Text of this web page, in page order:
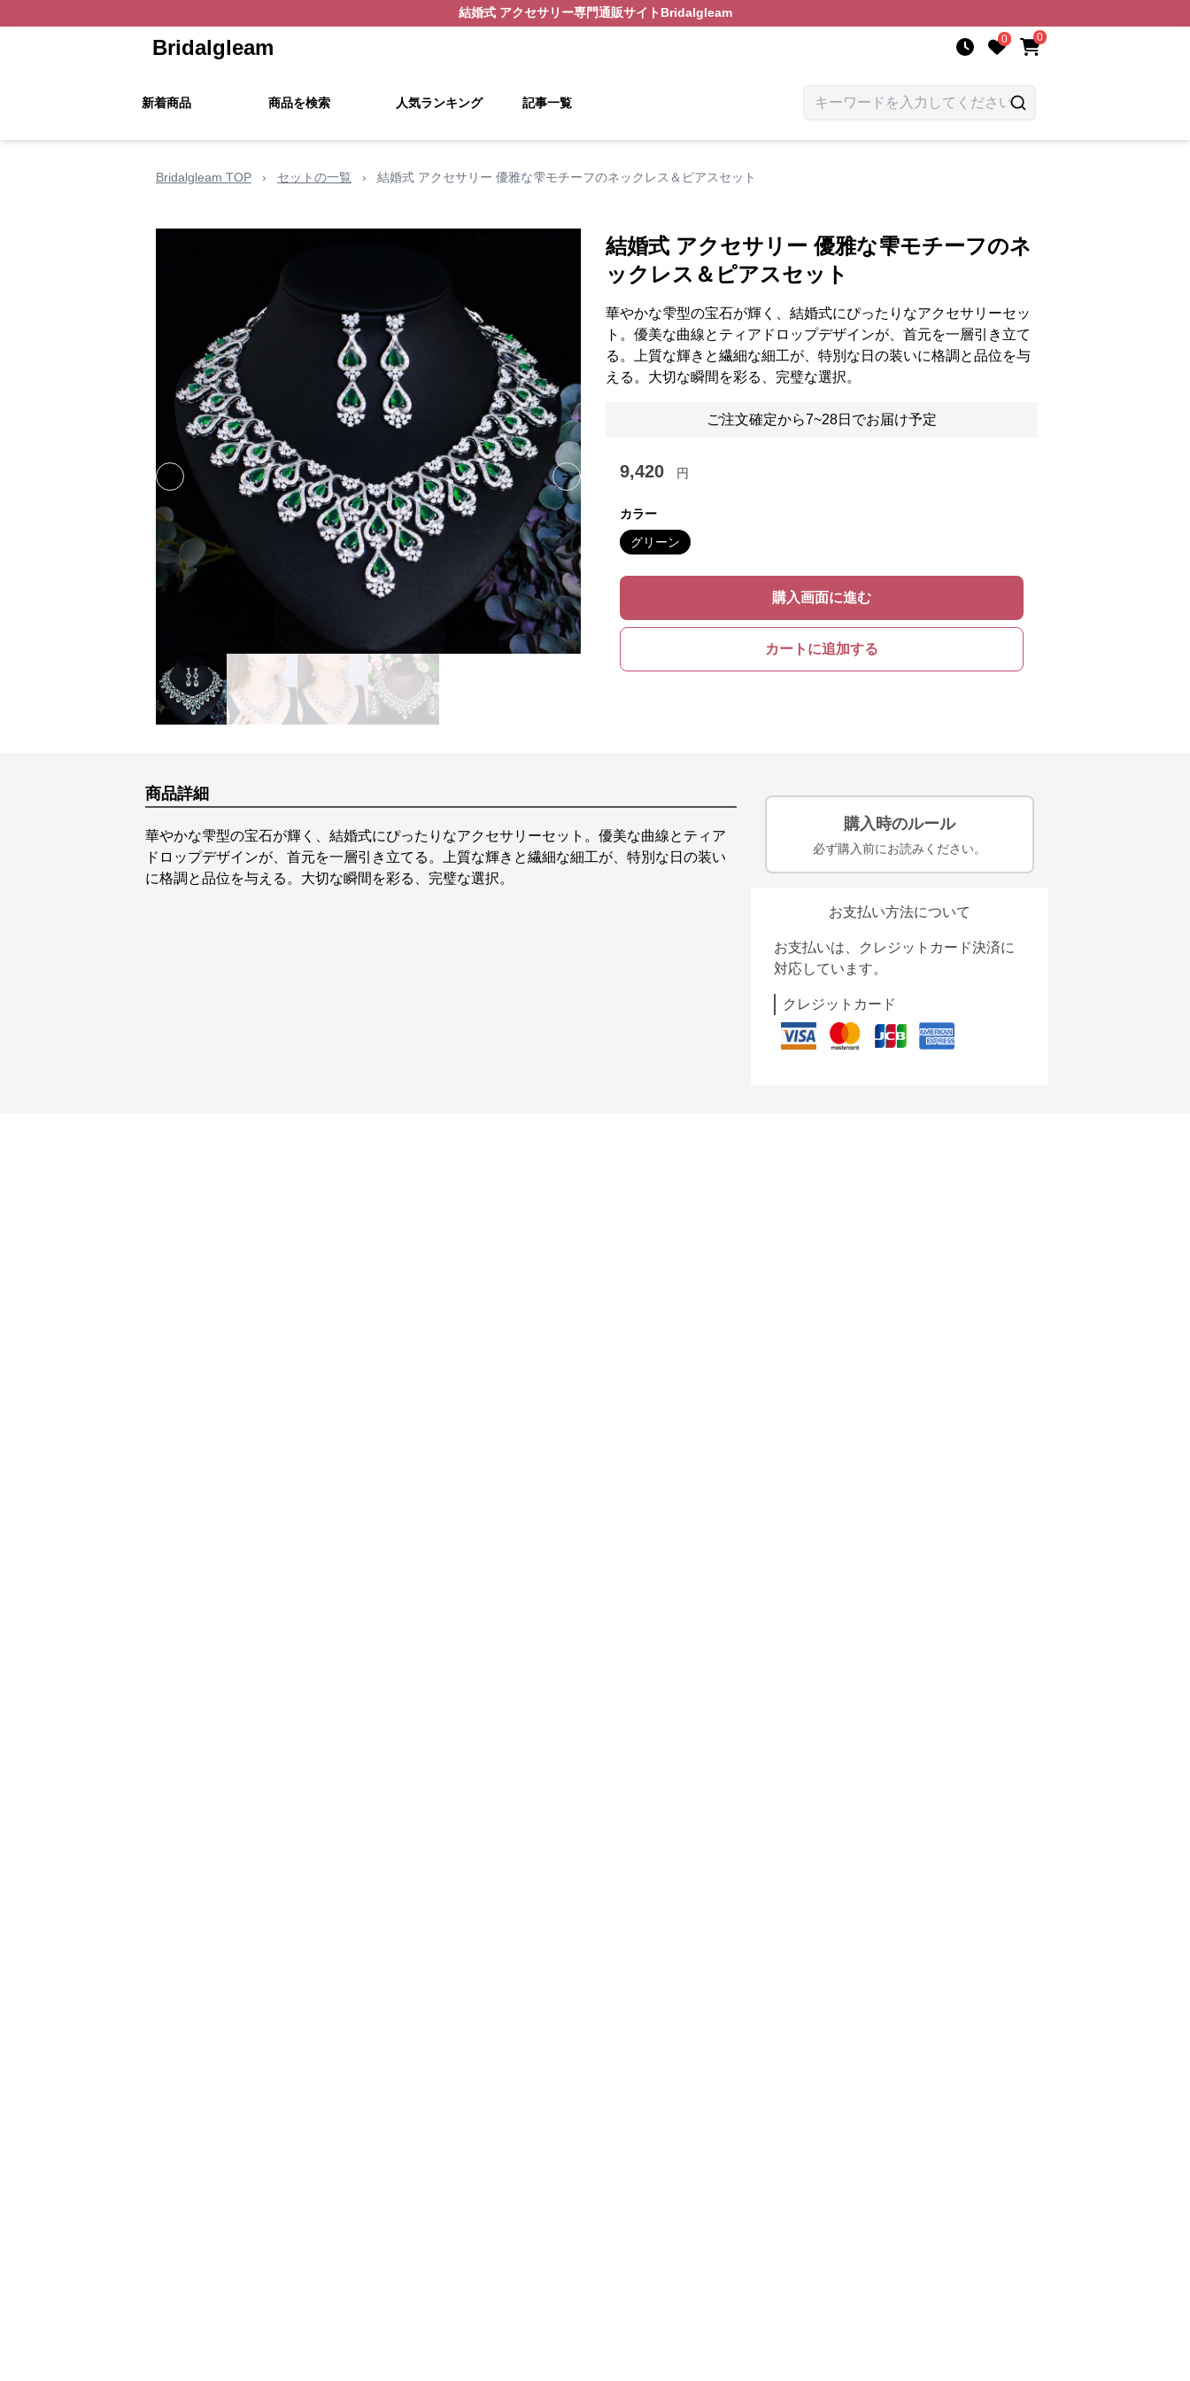
結婚式 アクセサリー専門通販サイト Bridalgleam
Bridalgleam 0 0
新着商品 商品を検索 人気ランキング 記事一覧
Bridalgleam TOP › セットの一覧 › 結婚式 アクセサリー 優雅な雫モチーフのネックレス＆ピアスセット
Previous slide Next slide
結婚式 アクセサリー 優雅な雫モチーフのネ
ックレス＆ピアスセット
華やかな雫型の宝石が輝く、結婚式にぴったりなアクセサリーセッ
ト。優美な曲線とティアドロップデザインが、首元を一層引き立て
る。上質な輝きと繊細な細工が、特別な日の装いに格調と品位を与
える。大切な瞬間を彩る、完璧な選択。
ご注文確定から7~28日でお届け予定
9,420 円
カラー
グリーン
購入画面に進む
カートに追加する
商品詳細
華やかな雫型の宝石が輝く、結婚式にぴったりなアクセサリーセット。優美な曲線とティア
ドロップデザインが、首元を一層引き立てる。上質な輝きと繊細な細工が、特別な日の装い
に格調と品位を与える。大切な瞬間を彩る、完璧な選択。
購入時のルール
必ず購入前にお読みください。
お支払い方法について
お支払いは、クレジットカード決済に
対応しています。
クレジットカード